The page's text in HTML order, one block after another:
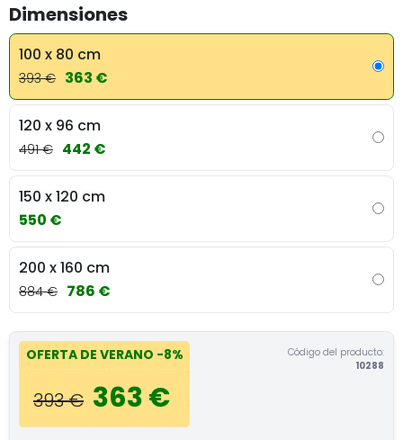
Dimensiones
100 x 80 cm
393 € 363 €
120 x 96 cm
491 € 442 €
150 x 120 cm
550 €
200 x 160 cm
884 € 786 €
OFERTA DE VERANO -8%
393 € 363 €
Código del producto:
10288